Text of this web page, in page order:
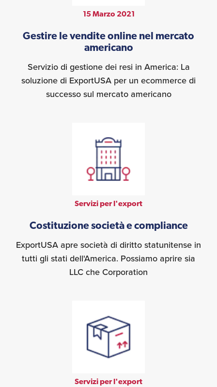
15 Marzo 2021
Gestire le vendite online nel mercato
americano
Servizio di gestione dei resi in America: La
soluzione di ExportUSA per un ecommerce di
successo sul mercato americano
Servizi per l'export
Costituzione società e compliance
ExportUSA apre società di diritto statunitense in
tutti gli stati dell'America. Possiamo aprire sia
LLC che Corporation
Servizi per l'export